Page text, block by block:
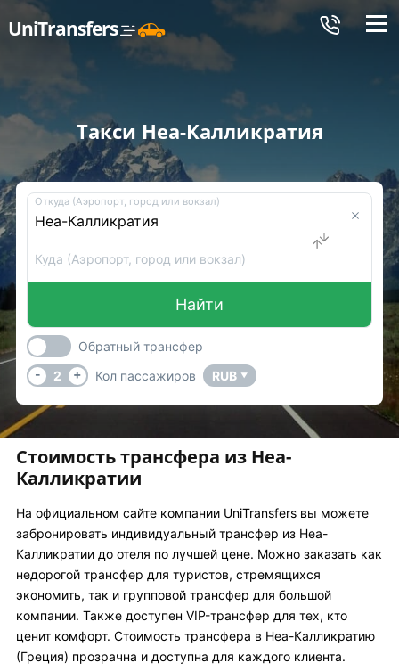
UniTransfers Меню
Такси Неа-Калликратия
Откуда (Аэропорт, город или вокзал)
Куда (Аэропорт, город или вокзал)
Найти
Обратный трансфер
-
2 + Кол пассажиров RUB ▼
Стоимость трансфера из Неа-
Калликратии
На официальном сайте компании UniTransfers вы можете
забронировать индивидуальный трансфер из Неа-
Калликратии до отеля по лучшей цене. Можно заказать как
недорогой трансфер для туристов, стремящихся
экономить, так и групповой трансфер для большой
компании. Также доступен VIP-трансфер для тех, кто
ценит комфорт. Стоимость трансфера в Неа-Калликратию
(Греция) прозрачна и доступна для каждого клиента.